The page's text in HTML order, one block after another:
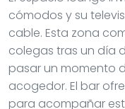
cómodos y su
cable. Esta zona
colegas tras un día
pasar un momento
acogedor. El bar
para acompañar